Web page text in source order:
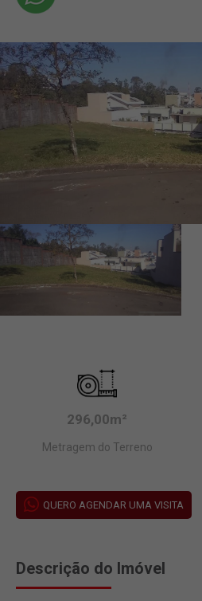
296,00m²
Metragem do Terreno
QUERO AGENDAR UMA VISITA
Descrição do Imóvel